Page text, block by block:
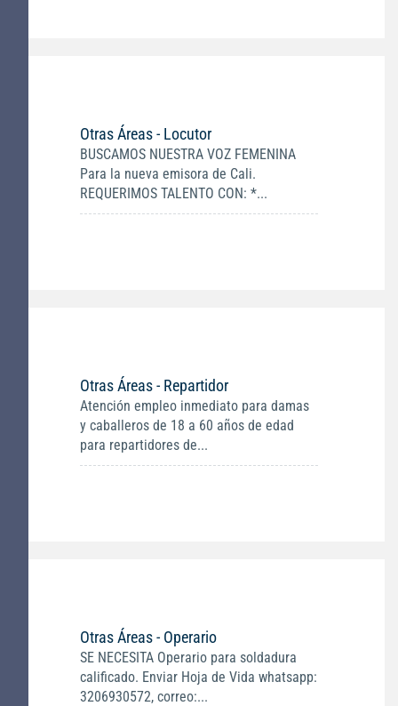
Otras Áreas - Locutor
BUSCAMOS NUESTRA VOZ FEMENINA
Para la nueva emisora de Cali.
REQUERIMOS TALENTO CON: *...
Otras Áreas - Repartidor
Atención empleo inmediato para damas
y caballeros de 18 a 60 años de edad
para repartidores de...
Otras Áreas - Operario
SE NECESITA Operario para soldadura
calificado. Enviar Hoja de Vida whatsapp:
3206930572, correo:...